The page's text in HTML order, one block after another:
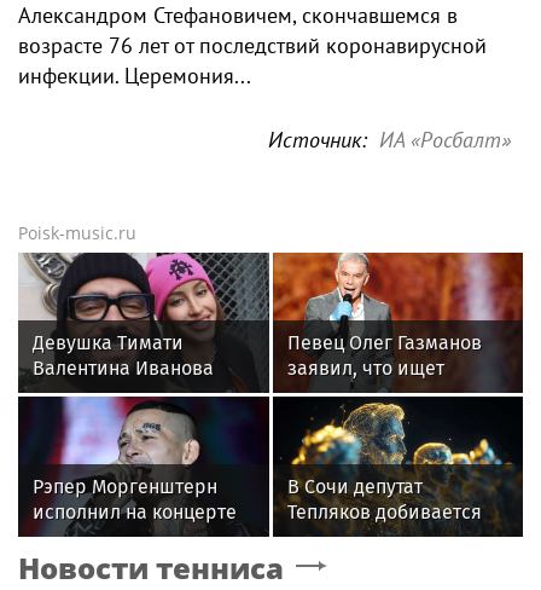
Александром Стефановичем, скончавшемся в
возрасте 76 лет от последствий коронавирусной
инфекции. Церемония...
Источник: ИА «Росбалт»
Poisk-music.ru
Девушка Тимати
Валентина Иванова
снялась с годовалой
дочерью в парной
фотосессии
Певец Олег Газманов
заявил, что ищет
глубокие образы для
создания песен
Рэпер Моргенштерн
исполнил на концерте
песню Мии Бойки
"Базовый минимум"
В Сочи депутат
Тепляков добивается
изменений в Генплан
для нового детсада
Новости тенниса